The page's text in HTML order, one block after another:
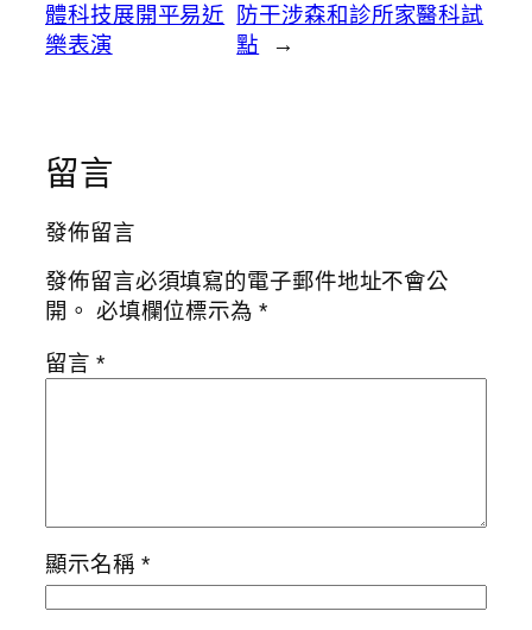
體科技展開平易近
樂表演
防干涉森和診所家醫科試
點
→
留言
發佈留言
發佈留言必須填寫的電子郵件地址不會公
開。 必填欄位標示為 *
留言 *
顯示名稱 *